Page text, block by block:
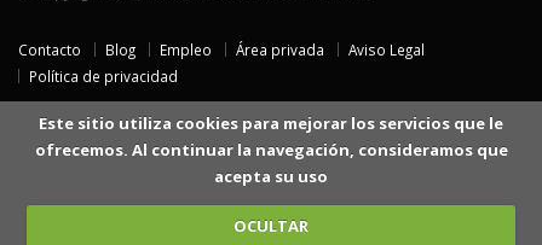
Contacto Blog Empleo Área privada
Aviso Legal
Política de privacidad
Este sitio utiliza cookies para mejorar los servicios que le
ofrecemos. Al continuar la navegación, consideramos que
acepta su uso
OCULTAR